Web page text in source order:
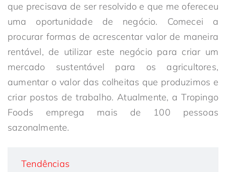
que precisava de ser resolvido e que me ofereceu
uma oportunidade de negócio. Comecei a
procurar formas de acrescentar valor de maneira
rentável, de utilizar este negócio para criar um
mercado sustentável para os agricultores,
aumentar o valor das colheitas que produzimos e
criar postos de trabalho. Atualmente, a Tropingo
Foods emprega mais de 100 pessoas
sazonalmente.
Tendências